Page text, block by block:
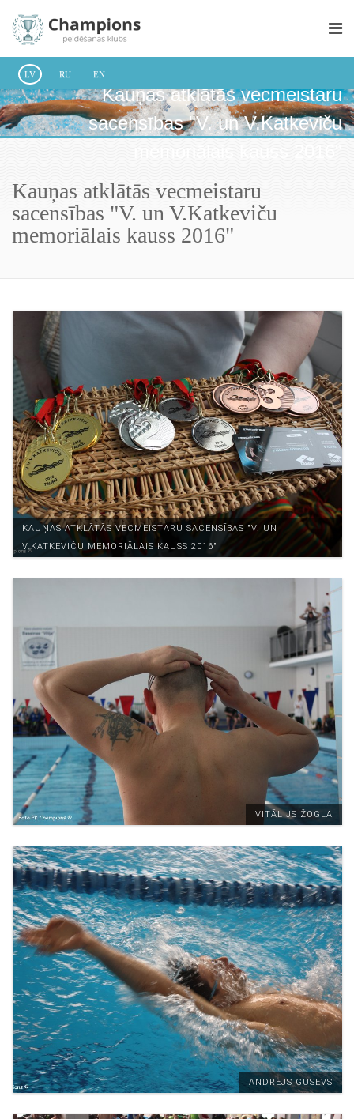
LV RU EN
Kauņas atklātās vecmeistaru
sacensības "V. un V.Katkeviču
Kauņas atklātās vecmeistaru
sacensības "V. un V.Katkeviču
memoriālais kauss 2016"
KAUŅAS ATKLĀTĀS VECMEISTARU SACENSĪBAS "V. UN
V.KATKEVIČU MEMORIĀLAIS KAUSS 2016"
VITĀLIJS ŽOGLA
ANDREJS GUSEVS